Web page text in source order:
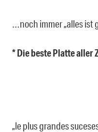
…noch immer „alles ist
* Die beste Platte aller
„le plus grandes